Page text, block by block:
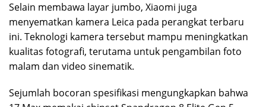
Selain membawa layar jumbo, Xiaomi juga
menyematkan kamera Leica pada perangkat terbaru
ini. Teknologi kamera tersebut mampu meningkatkan
kualitas fotografi, terutama untuk pengambilan foto
malam dan video sinematik.
Sejumlah bocoran spesifikasi mengungkapkan bahwa